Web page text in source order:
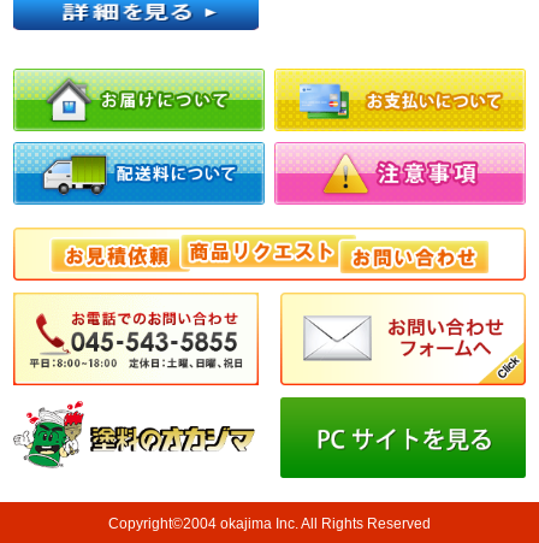
Copyright©2004 okajima Inc. All Rights Reserved